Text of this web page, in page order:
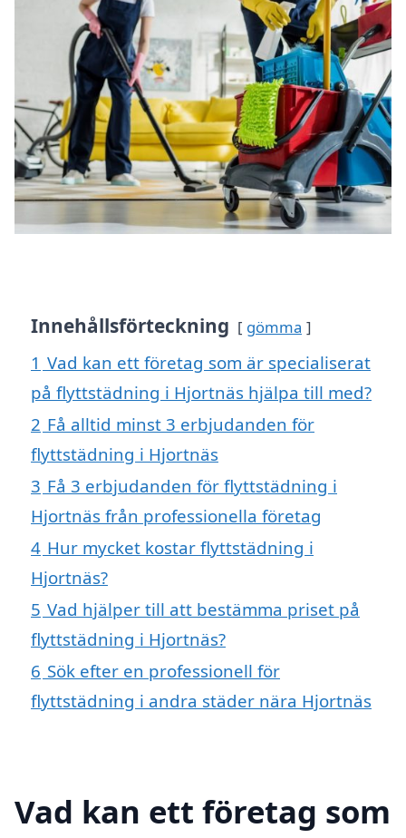
Innehållsförteckning gömma
1 Vad kan ett företag som är specialiserat
på flyttstädning i Hjortnäs hjälpa till med?
2 Få alltid minst 3 erbjudanden för
flyttstädning i Hjortnäs
3 Få 3 erbjudanden för flyttstädning i
Hjortnäs från professionella företag
4 Hur mycket kostar flyttstädning i
Hjortnäs?
5 Vad hjälper till att bestämma priset på
flyttstädning i Hjortnäs?
6 Sök efter en professionell för
flyttstädning i andra städer nära Hjortnäs
Vad kan ett företag som